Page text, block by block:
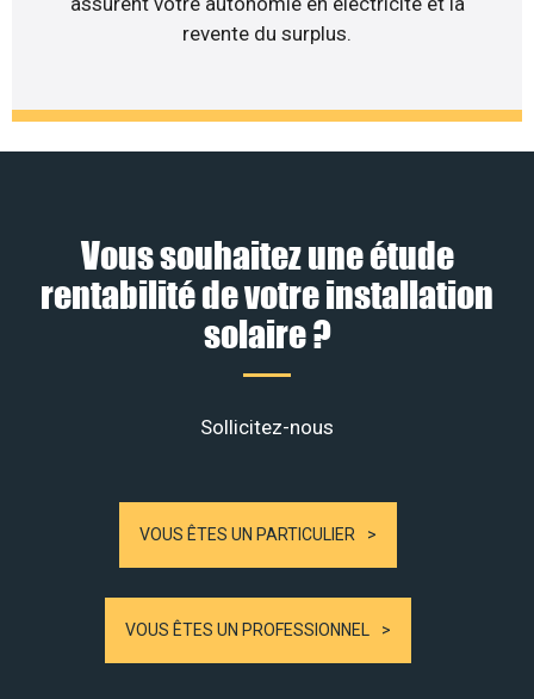
revente du surplus.
Vous souhaitez une étude
rentabilité de votre installation
solaire ?
Sollicitez-nous
VOUS ÊTES UN PARTICULIER
VOUS ÊTES UN PROFESSIONNEL